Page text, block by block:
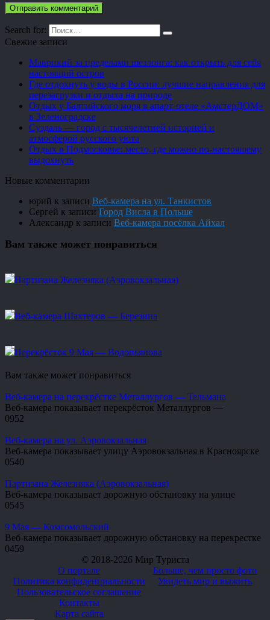
Search for:
Свежие записи
Маврикий за пределами шезлонга: как открыть для себя
настоящий остров
Где отдохнуть у воды в России: лучшие направления для
перезагрузки и отдыха на природе
Отдых у Балтийского моря в апарт-отеле «АмстерДОМ»
в Зеленоградске
Суздаль — город с тысячелетней историей и
атмосферой русского уюта
Отдых в Подмосковье: место, где можно по-настоящему
выдохнуть
Новые комментарии
юрий к записи Веб-камера на ул. Танкистов
Сергей к записи Город Висла в Польше
Александр к записи Веб-камера посёлка Айхал
Вам также может понравиться
Партизана Железняка (Аэровокзальная)
Веб-камера Шахтеров — Березина
Перекрёсток 9 Мая — Водопьянова
Вам также может понравиться
Веб-камера на перекрёстке Металлургов — Тельмана
Веб-камера показывает перекрёсток Металлургов —
0952
Веб-камера на ул. Аэровокзальная
Веб-камера показывает улицу Аэровокзальная в Красноярске
0540
Партизана Железняка (Аэровокзальная)
Веб-камера показывает дорожную обстановку на улице
0545
9 Мая — Комсомольский
Веб-камера показывает дорожную обстановку на перекрестке
0459
© 2018-2026 Мир Туриста
О портале
Политика конфиденциальности
Пользовательское соглашение
Контакты
Карта сайта
Больше, чем просто фото
Увидеть мир и выжить